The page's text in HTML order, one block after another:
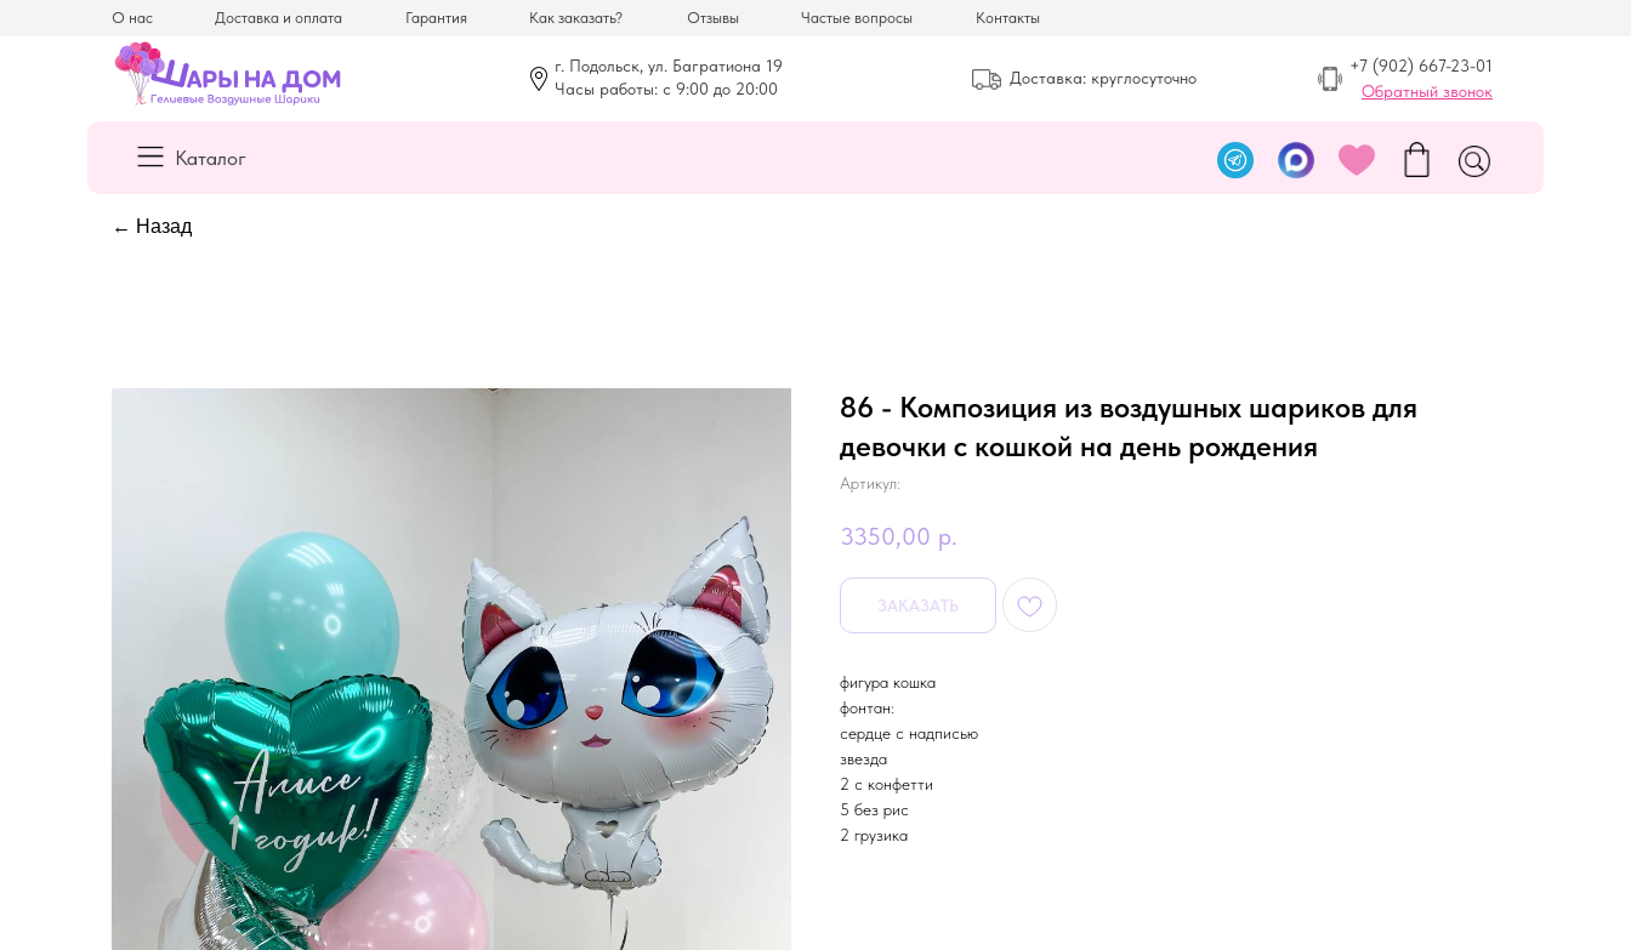
Отзывы Частые вопросы Контакты
Гарантия Как заказать?
Доставка и оплата
О нас
+7 (902) 667-23-01
Обратный звонок
г. Подольск, ул. Багратиона 19
Часы работы: с 9:00 до 20:00
Доставка: круглосуточно
Каталог
← Назад
86 - Композиция из воздушных шариков для
девочки с кошкой на день рождения
Артикул:
3350,00 р.
ЗАКАЗАТЬ
фигура кошка
фонтан:
сердце с надписью
звезда
2 с конфетти
5 без рис
2 грузика